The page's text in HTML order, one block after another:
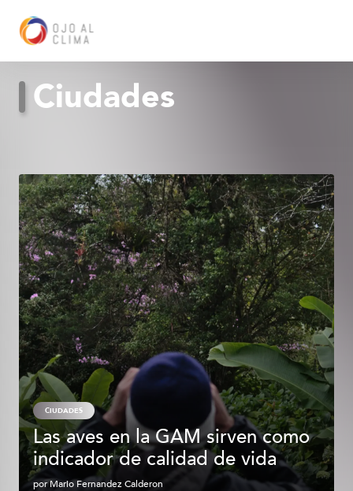
Ciudades
CIUDADES
Las aves en la GAM sirven como
indicador de calidad de vida
porMario Fernandez Calderon